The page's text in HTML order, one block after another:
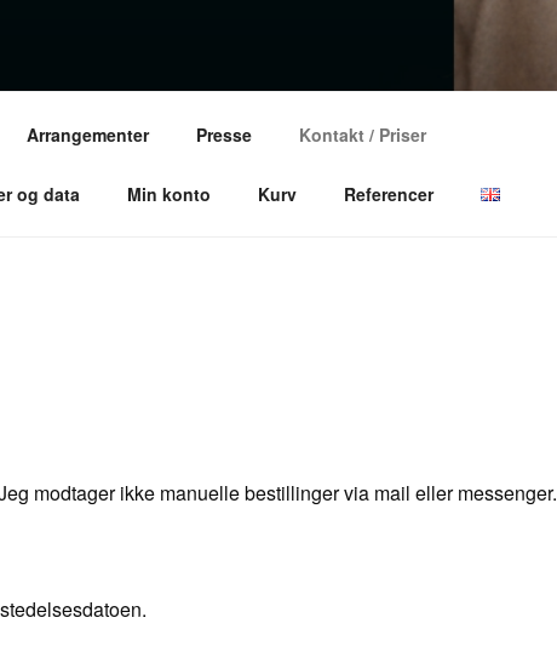
MEDIUM
Arrangementer Presse Kontakt / Priser
og data Min konto Kurv Referencer
modtager ikke manuelle bestillinger via mail eller messenger.